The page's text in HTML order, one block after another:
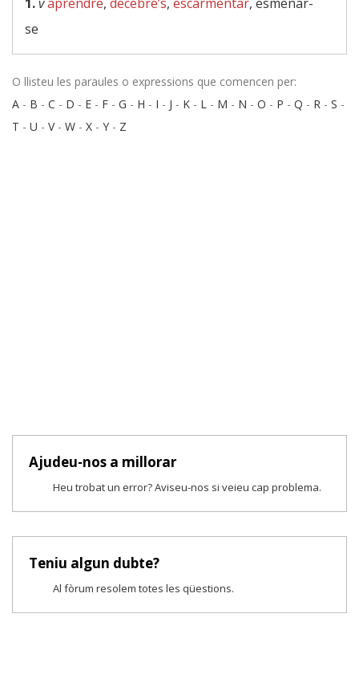
se
O llisteu les paraules o expressions que comencen per:
A - B - C - D - E - F - G - H - I - J - K - L - M - N - O - P - Q - R - S -
T - U - V- W - X - Y - Z
Ajudeu-nos a millorar
Heu trobat un error? Aviseu-nos si veieu cap problema.
Teniu algun dubte?
Al fòrum resolem totes les qüestions.